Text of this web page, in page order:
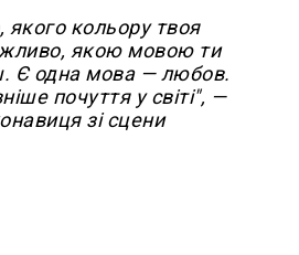
кольору твоя
якою мовою ти
Є одна мова — любов.
почуття у світі", —
зі сцени